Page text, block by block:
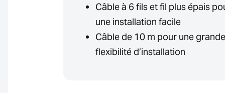
Câble à 6 fils et fil plus épais
une installation facile
Câble de 10 m pour une grande
flexibilité d’installation